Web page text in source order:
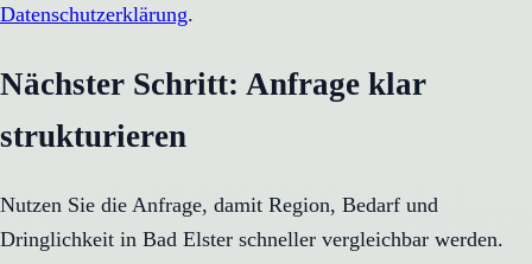
Datenschutzerklärung.
Nächster Schritt: Anfrage klar
strukturieren
Nutzen Sie die Anfrage, damit Region, Bedarf und
Dringlichkeit in Bad Elster schneller vergleichbar werden.